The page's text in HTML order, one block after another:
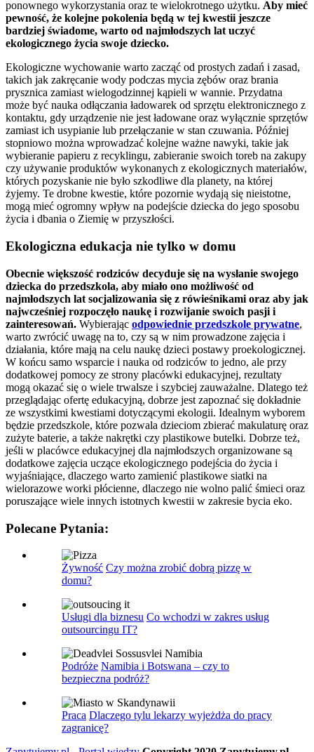
ponownego wykorzystania oraz te wielokrotnego użytku. Aby mieć
pewność, że kolejne pokolenia będą w tej kwestii jeszcze
bardziej świadome, warto od najmłodszych lat uczyć
ekologicznego życia swoje dziecko.
Ekologiczne wychowanie warto zacząć od prostych zadań i zasad,
takich jak zakręcanie wody podczas mycia zębów oraz brania
prysznica zamiast wielogodzinnej kąpieli w wannie. Przydatna
może być nauka odłączania ładowarek od sprzętu elektronicznego z
kontaktu, gdy urządzenie nie jest ładowane oraz wyłącznie sprzętów
zamiast ich usypianie lub przełączanie w stan czuwania. Później
stopniowo można wprowadzać kolejne ważne nawyki, takie jak
wybieranie papieru z recyklingu, zabieranie swoich toreb na zakupy
czy używanie produktów wykonanych z ekologicznych materiałów,
których pozyskanie nie było szkodliwe dla planety, na której
żyjemy. Te drobne kwestie, które pozornie wydają się nieistotne,
mogą mieć ogromny wpływ na podejście dziecka do jego sposobu
życia i dbania o Ziemię w przyszłości.
Ekologiczna edukacja nie tylko w domu
Obecnie większość rodziców decyduje się na wysłanie swojego
dziecka do przedszkola, aby miało ono możliwość od
najmłodszych lat socjalizowania się z rówieśnikami oraz aby jak
najwcześniej rozpoczęło naukę i rozwijanie swoich pasji i
zainteresowań. Wybierając odpowiednie przedszkole prywatne,
warto zwrócić uwagę na to, czy są w nim prowadzone zajęcia i
działania, które mają na celu naukę dzieci postawy proekologicznej.
W końcu samo wsparcie i nauka od rodziców to jedno, ale przy
dodatkowej pomocy ze strony placówki edukacyjnej, rezultaty
mogą okazać się o wiele trwalsze i szybciej zauważalne. Dlatego też
przeglądając ofertę edukacyjną, dobrze jest zapoznać się dokładnie
ze wszystkimi kwestiami dotyczącymi ekologii. Idealnym wyborem
będzie przedszkole, które pozwala dzieciom zbierać makulaturę oraz
zużyte baterie, a także nakrętki czy plastikowe butelki. Dobrze też,
jeśli w placówce edukacyjnej dla najmłodszych organizowane są
dodatkowe zajęcia uczące ekologicznego podejścia do życia i
wyjaśniające, dlaczego warto zamienić plastikowe siatki na
wielorazowe worki płócienne, dlaczego nie wolno palić śmieci oraz
poruszające wiele innych istotnych kwestii w zakresie bycia eko.
Polecane Pytania:
Żywność Czy można zrobić dobrą pizzę w
domu?
Usługi dla biznesu Co wchodzi w zakres usług
outsourcingu IT?
Podróże Namibia i Botswana – czy to
bezpieczna podróż?
Praca Dlaczego tylu lekarzy wyjeżdża do pracy
zagranicę?